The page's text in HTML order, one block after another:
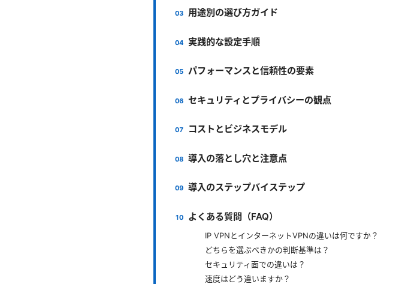
用途別の選び方ガイド
実践的な設定手順
パフォーマンスと信頼性の要素
セキュリティとプライバシーの観点
コストとビジネスモデル
導入の落とし穴と注意点
導入のステップバイステップ
よくある質問（FAQ）
IP VPNとインターネットVPNの違いは何ですか？
どちらを選ぶべきかの判断基準は？
セキュリティ面での違いは？
速度はどう違いますか？